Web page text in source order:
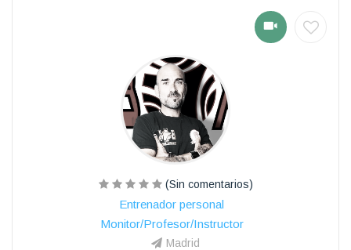
(Sin comentarios)
Entrenador personal
Monitor/Profesor/Instructor
Madrid